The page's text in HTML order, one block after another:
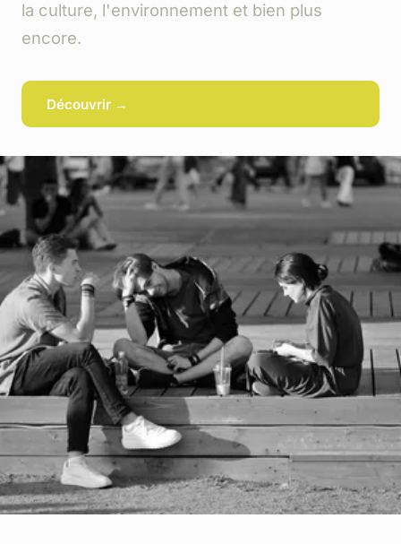
la culture, l'environnement et bien plus
encore.
Découvrir →